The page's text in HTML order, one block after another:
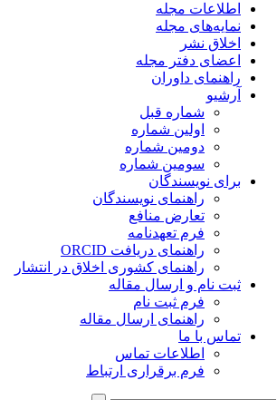
اطلاعات مجله
نمایه‌های مجله
اخلاق نشر
اعضای دفتر مجله
راهنمای داوران
آرشیو
شماره قبل
اولین شماره
دومین شماره
سومین شماره
برای نویسندگان
راهنمای نویسندگان
تعارض منافع
فرم تعهدنامه
راهنمای دریافت ORCID
راهنمای کشوری اخلاق در انتشار
ثبت نام و ارسال مقاله
فرم ثبت نام
راهنمای ارسال مقاله
تماس با ما
اطلاعات تماس
فرم برقراری ارتباط